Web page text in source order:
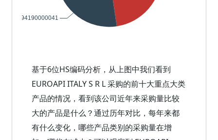
基于6位HS编码分析，从上图中我们看到
EUROAPI ITALY S R L 采购的前十大重点大类
产品的情况，看到该公司近年来采购量比较
大的产品是什么？通过历年对比，每年来都
有什么变化，哪些产品类别的采购量在增